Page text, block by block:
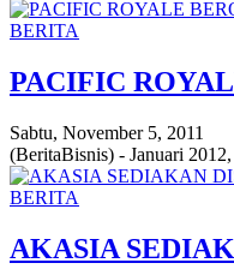
BERITA
PACIFIC
Sabtu, November 5, 2011
(BeritaBisnis) - Januari
BERITA
AKASIA